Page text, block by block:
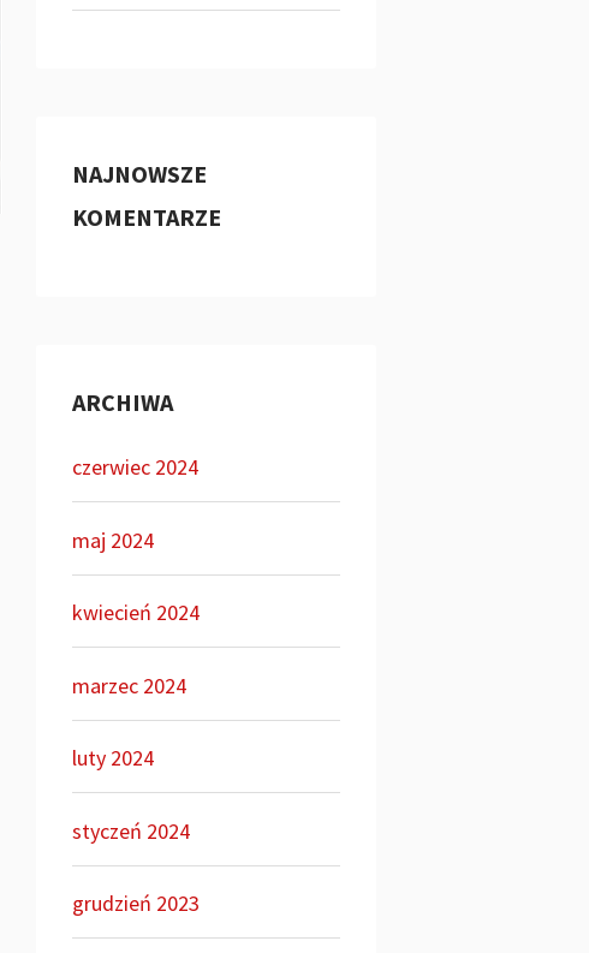
NAJNOWSZE
KOMENTARZE
ARCHIWA
czerwiec 2024
maj 2024
kwiecień 2024
marzec 2024
luty 2024
styczeń 2024
grudzień 2023